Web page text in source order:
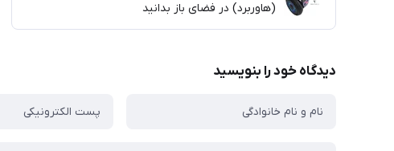
(هاوربرد) در فضای باز بدانید
دیدگاه خود را بنویسید